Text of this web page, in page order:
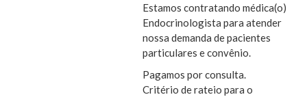
Estamos contratando médica(o)
Endocrinologista para atender
nossa demanda de pacientes
particulares e convênio.
Pagamos por consulta.
Critério de rateio para o